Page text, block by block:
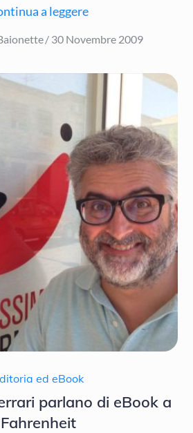
a leggere
Posted
30 Novembre 2009
ed eBook
parlano di eBook a
Fahrenheit